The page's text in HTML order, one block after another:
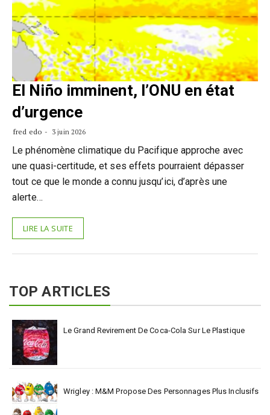
El Niño imminent, l’ONU en état
d’urgence
fred edo 3 juin 2026
Le phénomène climatique du Pacifique approche avec
une quasi-certitude, et ses effets pourraient dépasser
tout ce que le monde a connu jusqu’ici, d’après une
alerte…
LIRE LA SUITE
TOP ARTICLES
Le Grand Revirement De Coca-Cola Sur Le Plastique
Wrigley : M&M Propose Des Personnages Plus Inclusifs